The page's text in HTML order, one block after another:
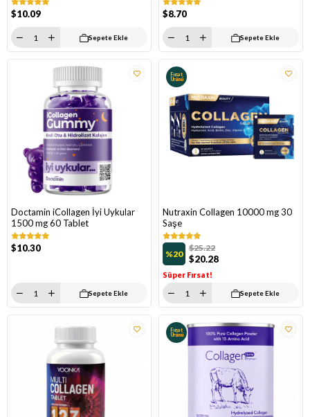
$10.09
Sepete Ekle
$8.70
Sepete Ekle
Doctamin iCollagen İyi Uykular
1500 mg 60 Tablet
$10.30
Sepete Ekle
Nutraxin Collagen 10000 mg 30
Saşe
%20 $20.28
$25.22
Süper Fırsat!
Fırsat
Ürünü
Sepete Ekle
Fırsat
Ürünü